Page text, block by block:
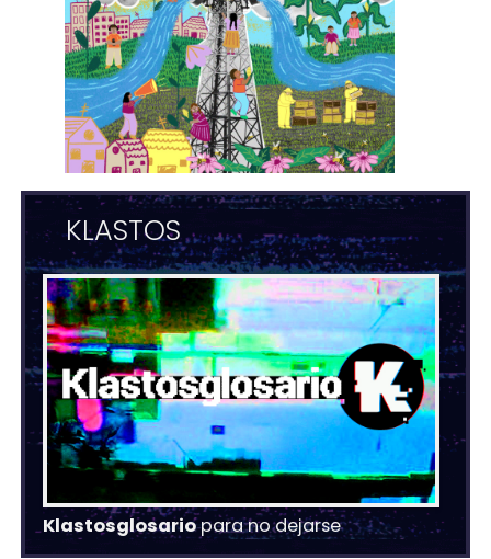
KLASTOS
Klastosglosariopara no dejarse